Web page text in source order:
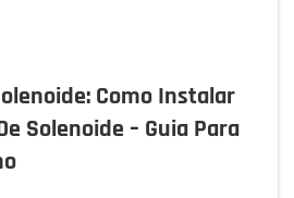
Como Instalar
Solenoide – Guia Para